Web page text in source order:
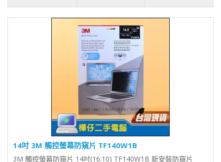
14吋 3M 觸控螢幕防窺片 TF140W1B
3M 觸控螢幕防窺片 14吋(16:10) TF140W1B 新安裝防窺片